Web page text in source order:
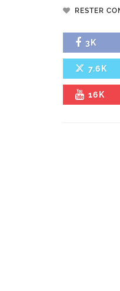
RESTER
3K
7.6K
16K